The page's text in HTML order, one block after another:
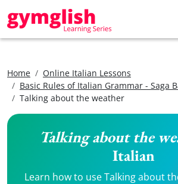
Home
Online Italian Lessons
Basic Rules of Italian Grammar - Saga
Talking about the weather
Talking about the
Italian
Learn how to use Talking about